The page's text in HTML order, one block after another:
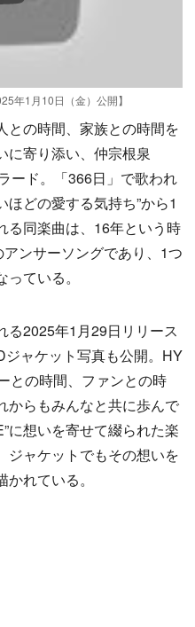
年1月10日（金）公開】
の時間、家族との時間を
に寄り添い、仲宗根泉
ード。「366日」で歌われ
ほどの愛する気持ち”から1
る同楽曲は、16年という時
ンサーソングであり、1つ
ている。
2025年1月29日リリース
ャケット写真も公開。HY
との時間、ファンとの時
からもみんなと共に歩んで
に想いを寄せて綴られた楽
ジャケットでもその想いを
れている。